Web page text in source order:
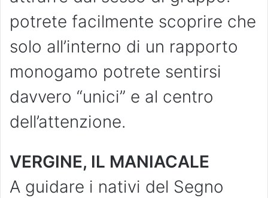
potrete facilmente scoprire che
solo all’interno di un rapporto
monogamo potrete sentirsi
davvero “unici” e al centro
dell’attenzione.
VERGINE, IL MANIACALE
A guidare i nativi del Segno